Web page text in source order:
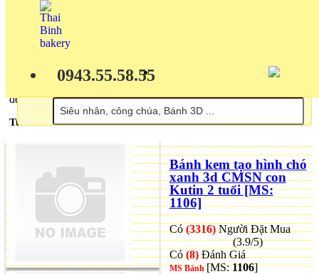
0943.55.58.55
Tuổi tuất - con chó - Bánh sinh nhật dành tặng các bạn, các bé tuổi
để các bạn lựa chọn
Tuổi tuất - con chó
Bánh kem tạo hình chó
xanh 3d CMSN con
Kutin 2 tuổi [MS:
1106]
Có(3316)Người Đặt Mua
(3.9/5)
Có(8)Đánh Giá
MS Bánh[MS:1106]